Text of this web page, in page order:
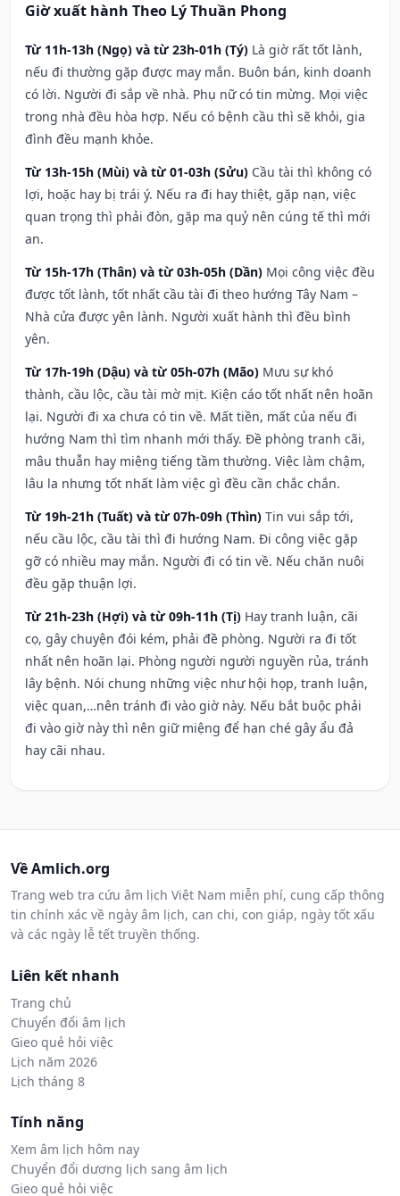
Giờ xuất hành Theo Lý Thuần Phong
Từ 11h-13h (Ngọ) và từ 23h-01h (Tý) Là giờ rất tốt lành,
nếu đi thường gặp được may mắn. Buôn bán, kinh doanh
có lời. Người đi sắp về nhà. Phụ nữ có tin mừng. Mọi việc
trong nhà đều hòa hợp. Nếu có bệnh cầu thì sẽ khỏi, gia
đình đều mạnh khỏe.
Từ 13h-15h (Mùi) và từ 01-03h (Sửu) Cầu tài thì không có
lợi, hoặc hay bị trái ý. Nếu ra đi hay thiệt, gặp nạn, việc
quan trọng thì phải đòn, gặp ma quỷ nên cúng tế thì mới
an.
Từ 15h-17h (Thân) và từ 03h-05h (Dần) Mọi công việc đều
được tốt lành, tốt nhất cầu tài đi theo hướng Tây Nam –
Nhà cửa được yên lành. Người xuất hành thì đều bình
yên.
Từ 17h-19h (Dậu) và từ 05h-07h (Mão) Mưu sự khó
thành, cầu lộc, cầu tài mờ mịt. Kiện cáo tốt nhất nên hoãn
lại. Người đi xa chưa có tin về. Mất tiền, mất của nếu đi
hướng Nam thì tìm nhanh mới thấy. Đề phòng tranh cãi,
mâu thuẫn hay miệng tiếng tầm thường. Việc làm chậm,
lâu la nhưng tốt nhất làm việc gì đều cần chắc chắn.
Từ 19h-21h (Tuất) và từ 07h-09h (Thìn) Tin vui sắp tới,
nếu cầu lộc, cầu tài thì đi hướng Nam. Đi công việc gặp
gỡ có nhiều may mắn. Người đi có tin về. Nếu chăn nuôi
đều gặp thuận lợi.
Từ 21h-23h (Hợi) và từ 09h-11h (Tị) Hay tranh luận, cãi
cọ, gây chuyện đói kém, phải đề phòng. Người ra đi tốt
nhất nên hoãn lại. Phòng người người nguyền rủa, tránh
lây bệnh. Nói chung những việc như hội họp, tranh luận,
việc quan,…nên tránh đi vào giờ này. Nếu bắt buộc phải
đi vào giờ này thì nên giữ miệng để hạn ché gây ẩu đả
hay cãi nhau.
Về Amlich.org
Trang web tra cứu âm lịch Việt Nam miễn phí, cung cấp thông
tin chính xác về ngày âm lịch, can chi, con giáp, ngày tốt xấu
và các ngày lễ tết truyền thống.
Liên kết nhanh
Trang chủ
Chuyển đổi âm lịch
Gieo quẻ hỏi việc
Lịch năm 2026
Lịch tháng 8
Tính năng
Xem âm lịch hôm nay
Chuyển đổi dương lịch sang âm lịch
Gieo quẻ hỏi việc